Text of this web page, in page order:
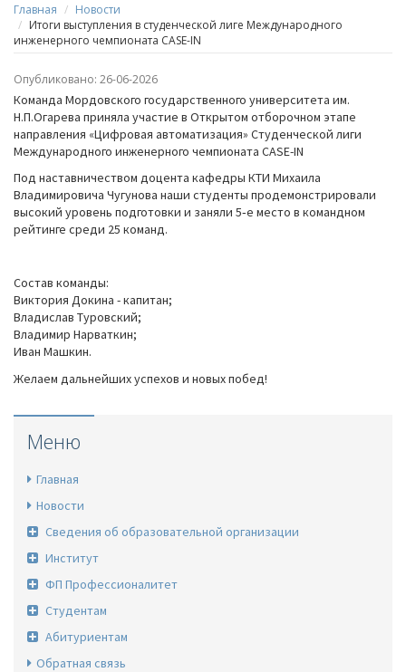
Главная
Новости
Итоги выступления в студенческой лиге Международного
инженерного чемпионата CASE-IN
Опубликовано: 26-06-2026
Команда Мордовского государственного университета им.
Н.П.Огарева приняла участие в Открытом отборочном этапе
направления «Цифровая автоматизация» Студенческой лиги
Международного инженерного чемпионата CASE-IN
Под наставничеством доцента кафедры КТИ Михаила
Владимировича Чугунова наши студенты продемонстрировали
высокий уровень подготовки и заняли 5‑е место в командном
рейтинге среди 25 команд.
Состав команды:
Виктория Докина - капитан;
Владислав Туровский;
Владимир Нарваткин;
Иван Машкин.
Желаем дальнейших успехов и новых побед!
Меню
Главная
Новости
Сведения об образовательной организации
Институт
ФП Профессионалитет
Студентам
Абитуриентам
Обратная связь